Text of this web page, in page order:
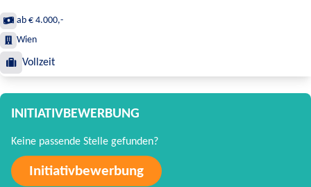
ab € 4.000,-
Wien
Vollzeit
INITIATIVBEWERBUNG
Keine passende Stelle gefunden?
Initiativbewerbung